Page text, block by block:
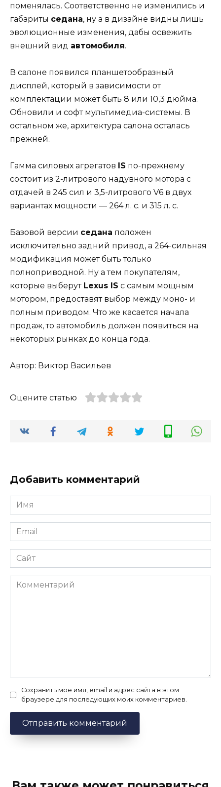
поменялась. Соответственно не изменились и
габариты седана, ну а в дизайне видны лишь
эволюционные изменения, дабы освежить
внешний вид автомобиля.
В салоне появился планшетообразный
дисплей, который в зависимости от
комплектации может быть 8 или 10,3 дюйма.
Обновили и софт мультимедиа-системы. В
остальном же, архитектура салона осталась
прежней.
Гамма силовых агрегатов IS по-прежнему
состоит из 2-литрового надувного мотора с
отдачей в 245 сил и 3,5-литрового V6 в двух
вариантах мощности — 264 л. с. и 315 л. с.
Базовой версии седана положен
исключительно задний привод, а 264-сильная
модификация может быть только
полноприводной. Ну а тем покупателям,
которые выберут Lexus IS с самым мощным
мотором, предоставят выбор между моно- и
полным приводом. Что же касается начала
продаж, то автомобиль должен появиться на
некоторых рынках до конца года.
Автор: Виктор Васильев
Оцените статью
Добавить комментарий
Имя
*
Email
*
Сайт
Комментарий
Сохранить моё имя, email и адрес сайта в этом
браузере для последующих моих комментариев.